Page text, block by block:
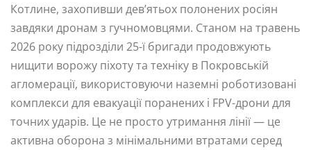
Котлине, захопивши дев’ятьох полонених росіян
завдяки дронам з гучномовцями. Станом на травень
2026 року підрозділи 25-ї бригади продовжують
нищити ворожу піхоту та техніку в Покровській
агломерації, використовуючи наземні роботизовані
комплекси для евакуації поранених і FPV-дрони для
точних ударів. Це не просто утримання лінії — це
активна оборона з мінімальними втратами серед